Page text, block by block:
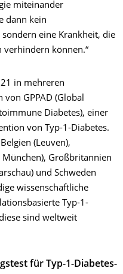
miteinander
dann kein
eine Krankheit, die
können.“
in mehreren
GPPAD (Global
Diabetes), einer
von Typ-1-Diabetes.
(Leuven),
München), Großbritannien
und Schweden
wissenschaftliche
Typ-1-
sind weltweit
für Typ-1-Diabetes-